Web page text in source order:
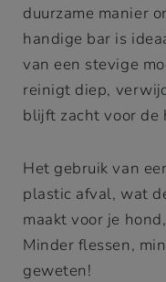
duurzame manier
handige bar is
van een stevige
reinigt diep,
blijft zacht voor de
Het gebruik van
plastic afval, wat
maakt voor je
Minder flessen,
geweten!